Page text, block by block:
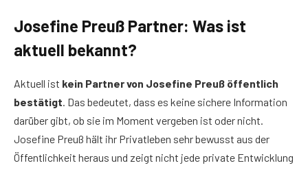
Josefine Preuß Partner: Was ist
aktuell bekannt?
Aktuell ist kein Partner von Josefine Preuß öffentlich
bestätigt. Das bedeutet, dass es keine sichere Information
darüber gibt, ob sie im Moment vergeben ist oder nicht.
Josefine Preuß hält ihr Privatleben sehr bewusst aus der
Öffentlichkeit heraus und zeigt nicht jede private Entwicklung